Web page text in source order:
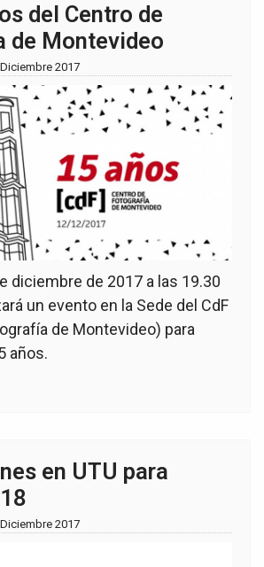
del Centro de
de Montevideo
2017
diciembre de 2017 a las 19.30
un evento en la Sede del CdF
de Montevideo) para
años.
en UTU para
2017